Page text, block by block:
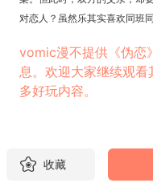
对恋人？虽然乐其实喜欢同班
由版权方提供】
vomic漫不提供《伪恋
息。欢迎大家继续观
多好玩内容。
收藏